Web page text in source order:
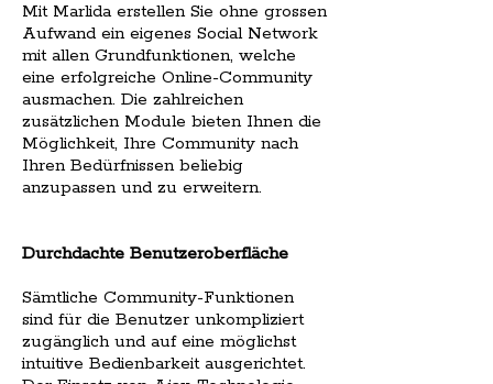
Mit Marlida erstellen Sie ohne grossen
Aufwand ein eigenes Social Network
mit allen Grundfunktionen, welche
eine erfolgreiche Online-Community
ausmachen. Die zahlreichen
zusätzlichen Module bieten Ihnen die
Möglichkeit, Ihre Community nach
Ihren Bedürfnissen beliebig
anzupassen und zu erweitern.
Durchdachte Benutzeroberfläche
Sämtliche Community-Funktionen
sind für die Benutzer unkompliziert
zugänglich und auf eine möglichst
intuitive Bedienbarkeit ausgerichtet.